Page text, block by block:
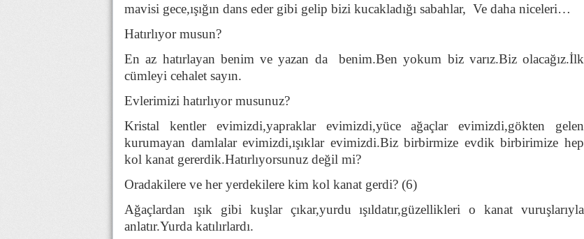
mavisi gece,ışığın dans eder gibi gelip bizi kucakladığı sabahlar, Ve daha niceleri…
Hatırlıyor musun?
En az hatırlayan benim ve yazan da benim.Ben yokum biz varız.Biz olacağız.İlk
cümleyi cehalet sayın.
Evlerimizi hatırlıyor musunuz?
Kristal kentler evimizdi,yapraklar evimizdi,yüce ağaçlar evimizdi,gökten gelen
kurumayan damlalar evimizdi,ışıklar evimizdi.Biz birbirmize evdik birbirimize hep
kol kanat gererdik.Hatırlıyorsunuz değil mi?
Oradakilere ve her yerdekilere kim kol kanat gerdi? (6)
Ağaçlardan ışık gibi kuşlar çıkar,yurdu ışıldatır,güzellikleri o kanat vuruşlarıyla
anlatır.Yurda katılırlardı.